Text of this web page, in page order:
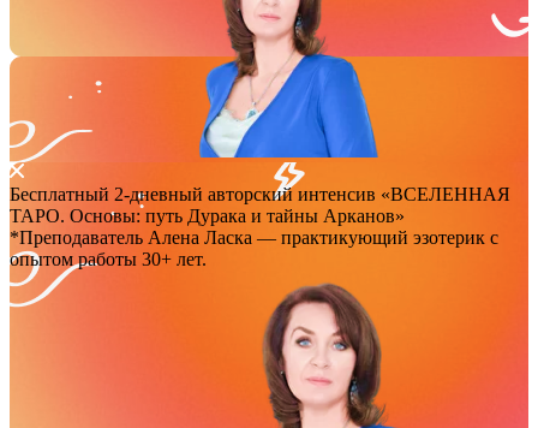
Бесплатный 2-дневный авторский интенсив «ВСЕЛЕННАЯ
ТАРО. Основы: путь Дурака и тайны Арканов»
*Преподаватель Аленa Ласка — практикующий эзотерик с
опытом работы 30+ лет.